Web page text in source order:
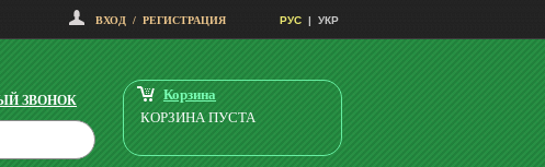
ВХОД / РЕГИСТРАЦИЯ РУС | УКР
ЗВОНОК
Корзина
КОРЗИНА ПУСТА
ОФИСНЫЕ, ДЕТСКИЕ,
ДОМАШНИЕ КРЕСЛА